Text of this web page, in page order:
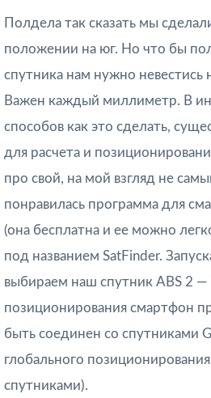
Полдела так сказать мы
положении на юг. Но что бы
спутника нам нужно невестись
Важен каждый миллиметр. В
способов как это сделать,
для расчета и
про свой, на мой взгляд не
понравилась программа для
(она бесплатна и ее можно
под названием SatFinder.
выбираем наш спутник ABS 2 —
позиционирования смартфон
быть соединен со спутниками
глобального
спутниками).